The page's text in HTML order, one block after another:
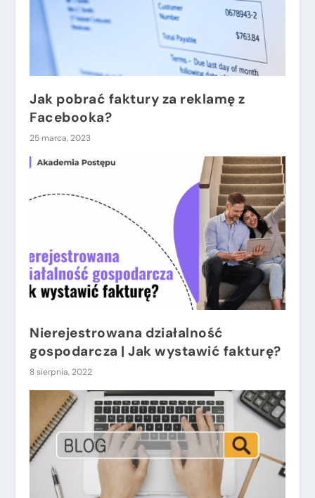
Jak pobrać faktury za reklamę z
Facebooka?
25 marca, 2023
Nierejestrowana działalność
gospodarcza | Jak wystawić fakturę?
8 sierpnia, 2022